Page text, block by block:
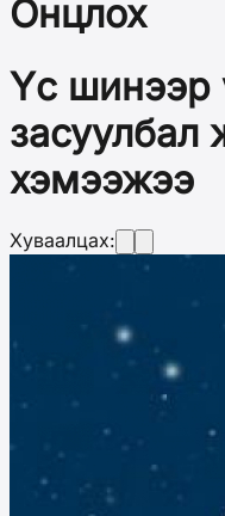
Онцлох
Үс шинээр
засуулбал
хэмээжээ
Хуваалцах: